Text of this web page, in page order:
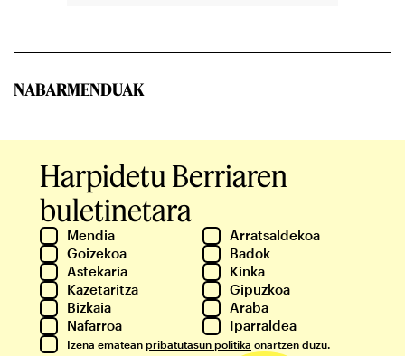
NABARMENDUAK
Harpidetu Berriaren
buletinetara
Mendia
Arratsaldekoa
Goizekoa
Badok
Astekaria
Kinka
Kazetaritza
Gipuzkoa
Bizkaia
Araba
Nafarroa
Iparraldea
Izena ematean pribatutasun politika onartzen duzu.